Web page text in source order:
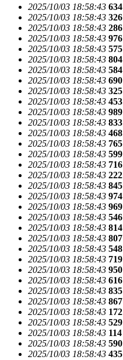
2025/10/03 18:58:43 634
2025/10/03 18:58:43 326
2025/10/03 18:58:43 286
2025/10/03 18:58:43 976
2025/10/03 18:58:43 575
2025/10/03 18:58:43 804
2025/10/03 18:58:43 584
2025/10/03 18:58:43 690
2025/10/03 18:58:43 325
2025/10/03 18:58:43 453
2025/10/03 18:58:43 989
2025/10/03 18:58:43 833
2025/10/03 18:58:43 468
2025/10/03 18:58:43 765
2025/10/03 18:58:43 599
2025/10/03 18:58:43 716
2025/10/03 18:58:43 222
2025/10/03 18:58:43 845
2025/10/03 18:58:43 974
2025/10/03 18:58:43 969
2025/10/03 18:58:43 546
2025/10/03 18:58:43 814
2025/10/03 18:58:43 807
2025/10/03 18:58:43 548
2025/10/03 18:58:43 719
2025/10/03 18:58:43 950
2025/10/03 18:58:43 616
2025/10/03 18:58:43 835
2025/10/03 18:58:43 867
2025/10/03 18:58:43 172
2025/10/03 18:58:43 529
2025/10/03 18:58:43 114
2025/10/03 18:58:43 590
2025/10/03 18:58:43 435